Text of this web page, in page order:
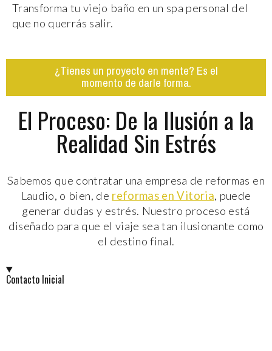
Transforma tu viejo baño en un spa personal del
que no querrás salir.
¿Tienes un proyecto en mente? Es el
momento de darle forma.
El Proceso: De la Ilusión a la
Realidad Sin Estrés
Sabemos que contratar una empresa de reformas en
Laudio, o bien, de reformas en Vitoria, puede
generar dudas y estrés. Nuestro proceso está
diseñado para que el viaje sea tan ilusionante como
el destino final.
Contacto Inicial